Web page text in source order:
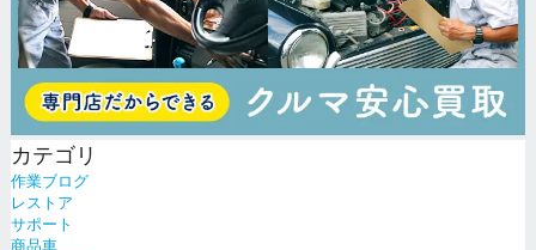
カテゴリ
作業ブログ
レストア
サポート
商品車